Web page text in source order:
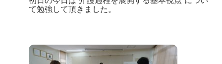
て勉強して頂きました。